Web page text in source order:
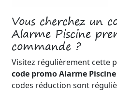
Vous cherchez un
Alarme Piscine
commande ?
Visitez régulièrement cette
code promo Alarme
codes réduction sont